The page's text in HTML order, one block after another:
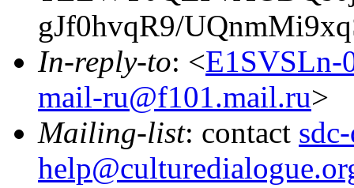
gJf0hvqR9/
In-reply-to: <E1SVSLn-
mail-ru@f101.mail.ru>
Mailing-list: contact